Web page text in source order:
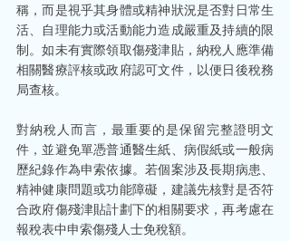
稱，而是視乎其身體或精神狀況是否對日常生
活、自理能力或活動能力造成嚴重及持續的限
制。如未有實際領取傷殘津貼，納稅人應準備
相關醫療評核或政府認可文件，以便日後稅務
局查核。
對納稅人而言，最重要的是保留完整證明文
件，並避免單憑普通醫生紙、病假紙或一般病
歷紀錄作為申索依據。若個案涉及長期病患、
精神健康問題或功能障礙，建議先核對是否符
合政府傷殘津貼計劃下的相關要求，再考慮在
報稅表中申索傷殘人士免稅額。